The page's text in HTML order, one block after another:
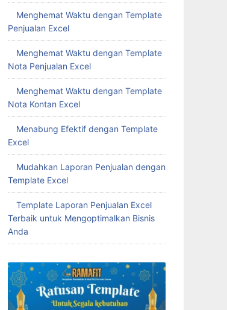
Menghemat Waktu dengan Template
Penjualan Excel
Menghemat Waktu dengan Template
Nota Penjualan Excel
Menghemat Waktu dengan Template
Nota Kontan Excel
Menabung Efektif dengan Template
Excel
Mudahkan Laporan Penjualan dengan
Template Excel
Template Laporan Penjualan Excel
Terbaik untuk Mengoptimalkan Bisnis
Anda